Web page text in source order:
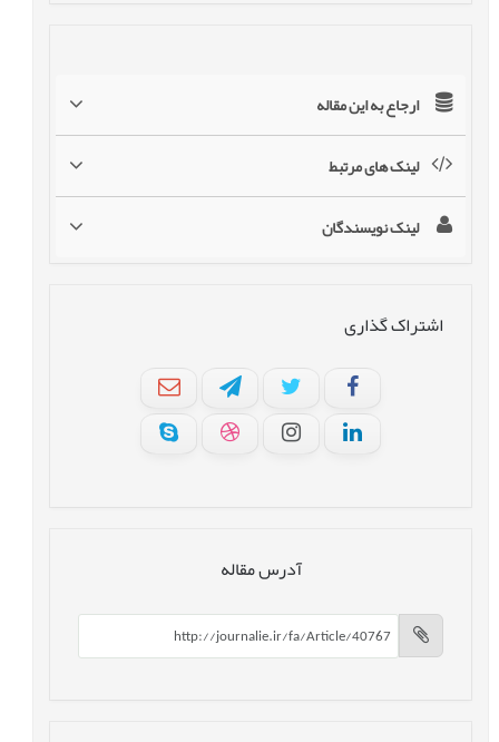
ارجاع به این مقاله
لینک های مرتبط
لینک نویسندگان
اشتراک گذاری
آدرس مقاله